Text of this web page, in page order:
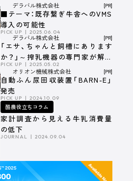
デラバル株式会社 [PR]
■テーマ：既存繋ぎ牛舎へのVMS
導入の可能性
PICK UP 2025.06.04
デラバル株式会社 [PR]
「エサ、ちゃんと飼槽にあります
か？」～搾乳機器の専門家が解説
する搾乳ロボット牛舎とエサの
深い関係～
PICK UP 2025.05.02
オリオン機械株式会社 [PR]
自動ふん尿回収装置「BARN-E」
発売
PICK UP 2024.10.09
酪農役立ちコラム
家計調査から見える牛乳消費量
の低下
JOURNAL 2024.09.04